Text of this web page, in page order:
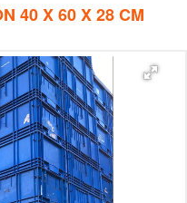
40 X 60 X 28 CM